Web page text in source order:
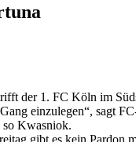
der 1. FC Köln im
einzulegen“, sagt
so Kwasniok.
gibt es kein